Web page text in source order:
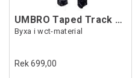
UMBRO Taped Track Pant Svart L
Byxa i wct-material
Rek 699,00